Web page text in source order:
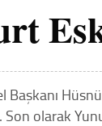
Başkanı
Son olarak